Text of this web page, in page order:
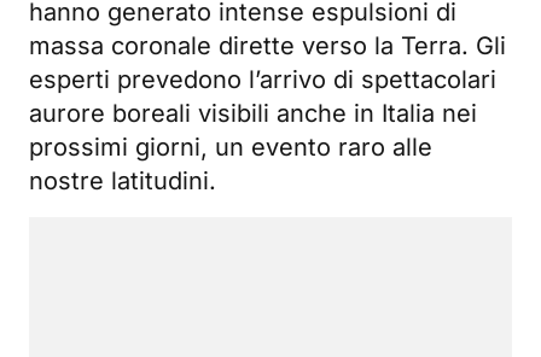
hanno generato intense espulsioni di
massa coronale dirette verso la Terra. Gli
esperti prevedono l’arrivo di spettacolari
aurore boreali visibili anche in Italia nei
prossimi giorni, un evento raro alle
nostre latitudini.